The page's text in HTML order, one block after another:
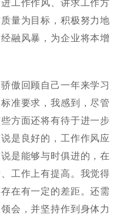
工作作风、讲求工作方
量为目标，积极努力地
融风暴，为企业将本增
傲回顾自己一年来学习
准要求，我感到，尽管
方面还将有待于进一步
是良好的，工作作风应
是能够与时俱进的，在
工作上有提高。我觉得
在有一定的差距。还需
会，并坚持作到身体力